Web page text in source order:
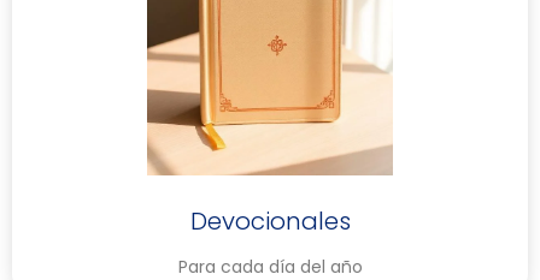
Devocionales
Para cada día del año